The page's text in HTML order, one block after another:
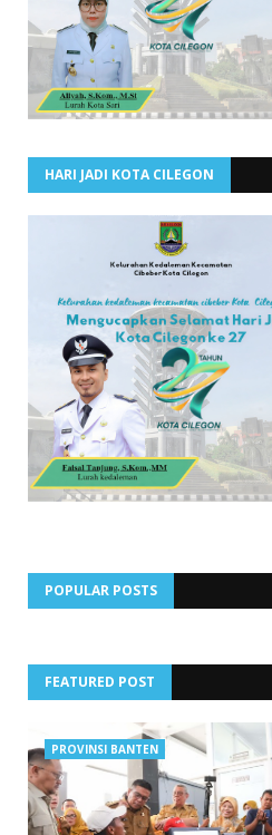
HARI JADI KOTA CILEGON
POPULAR POSTS
FEATURED POST
PROVINSI BANTEN